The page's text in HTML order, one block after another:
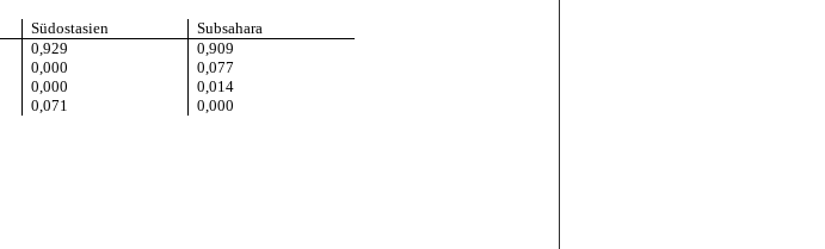
Südostasien
Subsahara
0,929
0,909
0,000
0,077
0,000
0,014
0,071 0,000